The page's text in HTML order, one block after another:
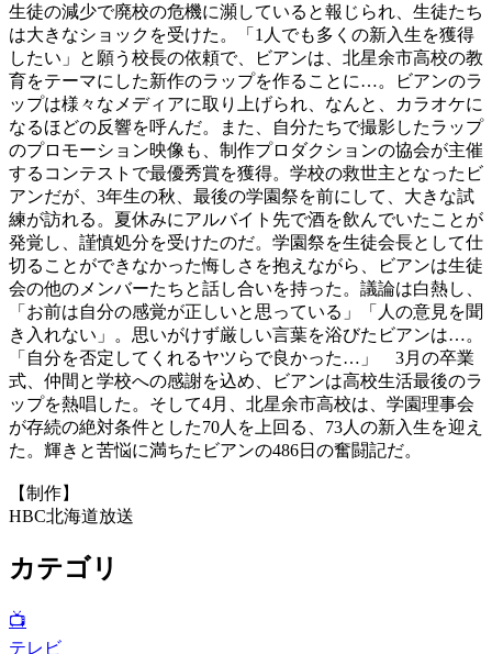
生徒の減少で廃校の危機に瀕していると報じられ、生徒たち
は大きなショックを受けた。「1人でも多くの新入生を獲得
したい」と願う校長の依頼で、ビアンは、北星余市高校の教
育をテーマにした新作のラップを作ることに…。ビアンのラ
ップは様々なメディアに取り上げられ、なんと、カラオケに
なるほどの反響を呼んだ。また、自分たちで撮影したラップ
のプロモーション映像も、制作プロダクションの協会が主催
するコンテストで最優秀賞を獲得。学校の救世主となったビ
アンだが、3年生の秋、最後の学園祭を前にして、大きな試
練が訪れる。夏休みにアルバイト先で酒を飲んでいたことが
発覚し、謹慎処分を受けたのだ。学園祭を生徒会長として仕
切ることができなかった悔しさを抱えながら、ビアンは生徒
会の他のメンバーたちと話し合いを持った。議論は白熱し、
「お前は自分の感覚が正しいと思っている」「人の意見を聞
き入れない」。思いがけず厳しい言葉を浴びたビアンは…。
「自分を否定してくれるヤツらで良かった…」 3月の卒業
式、仲間と学校への感謝を込め、ビアンは高校生活最後のラ
ップを熱唱した。そして4月、北星余市高校は、学園理事会
が存続の絶対条件とした70人を上回る、73人の新入生を迎え
た。輝きと苦悩に満ちたビアンの486日の奮闘記だ。
【制作】
HBC北海道放送
カテゴリ
📺
テレビ